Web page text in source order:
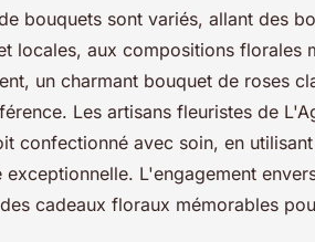
bouquets sont variés, allant des
locales, aux compositions florales
un charmant bouquet de roses
Les artisans fleuristes de
confectionné avec soin, en
exceptionnelle. L'engagement
cadeaux floraux mémorables